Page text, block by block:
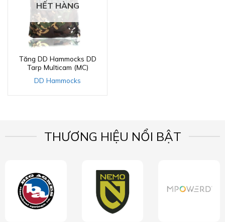
HẾT HÀNG
Tăng DD Hammocks DD
Tarp Multicam (MC)
DD Hammocks
THƯƠNG HIỆU NỔI BẬT